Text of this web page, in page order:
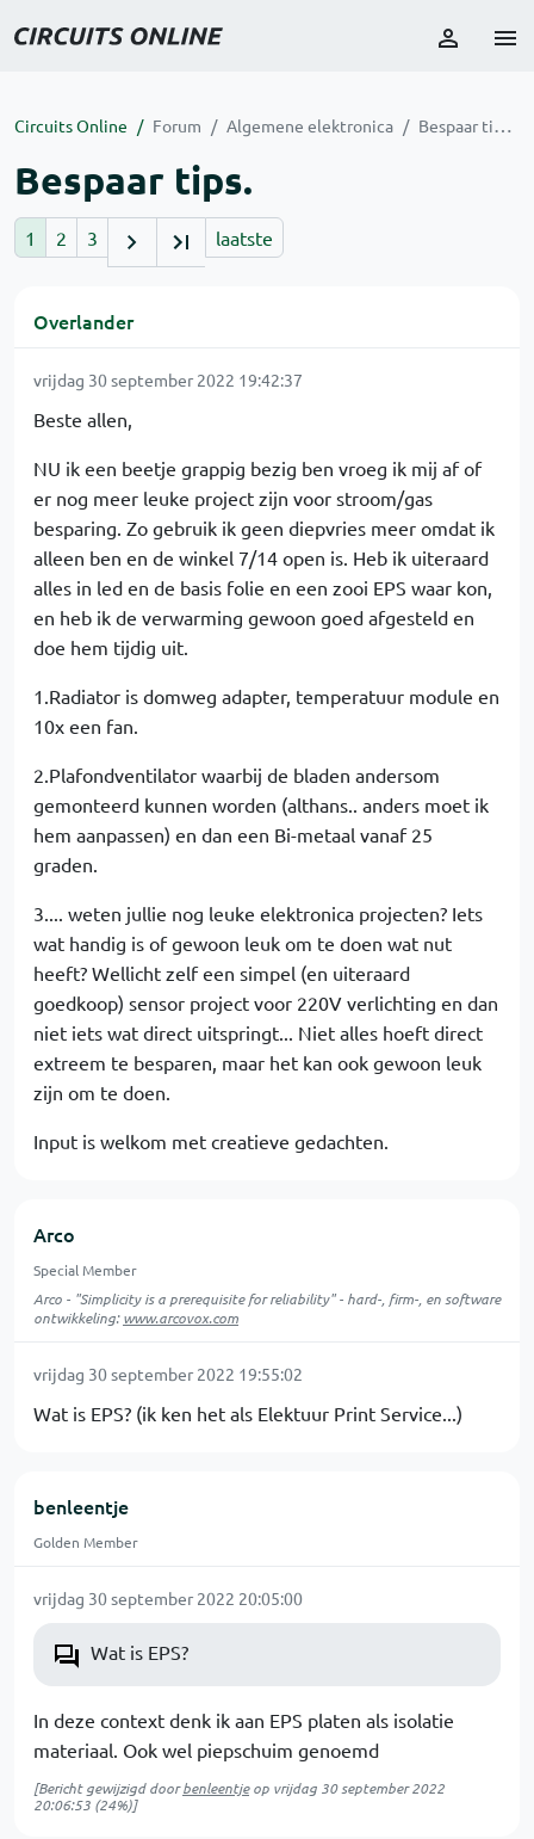
Circuits Online Forum Algemene elektronica Bespaar tips.
Bespaar tips.
1 2 3 laatste
Overlander
vrijdag 30 september 2022 19:42:37
Beste allen,
NU ik een beetje grappig bezig ben vroeg ik mij af of
er nog meer leuke project zijn voor stroom/gas
besparing. Zo gebruik ik geen diepvries meer omdat ik
alleen ben en de winkel 7/14 open is. Heb ik uiteraard
alles in led en de basis folie en een zooi EPS waar kon,
en heb ik de verwarming gewoon goed afgesteld en
doe hem tijdig uit.
1.Radiator is domweg adapter, temperatuur module en
10x een fan.
2.Plafondventilator waarbij de bladen andersom
gemonteerd kunnen worden (althans.. anders moet ik
hem aanpassen) en dan een Bi-metaal vanaf 25
graden.
3.... weten jullie nog leuke elektronica projecten? Iets
wat handig is of gewoon leuk om te doen wat nut
heeft? Wellicht zelf een simpel (en uiteraard
goedkoop) sensor project voor 220V verlichting en dan
niet iets wat direct uitspringt... Niet alles hoeft direct
extreem te besparen, maar het kan ook gewoon leuk
zijn om te doen.
Input is welkom met creatieve gedachten.
Arco
Special Member
Arco - "Simplicity is a prerequisite for reliability" - hard-, firm-, en software
ontwikkeling:www.arcovox.com
vrijdag 30 september 2022 19:55:02
Wat is EPS? (ik ken het als Elektuur Print Service...)
benleentje
Golden Member
vrijdag 30 september 2022 20:05:00
Wat is EPS?
In deze context denk ik aan EPS platen als isolatie
materiaal. Ook wel piepschuim genoemd
[Bericht gewijzigd doorbenleentjeop vrijdag 30 september 2022
20:06:53 (24%)]